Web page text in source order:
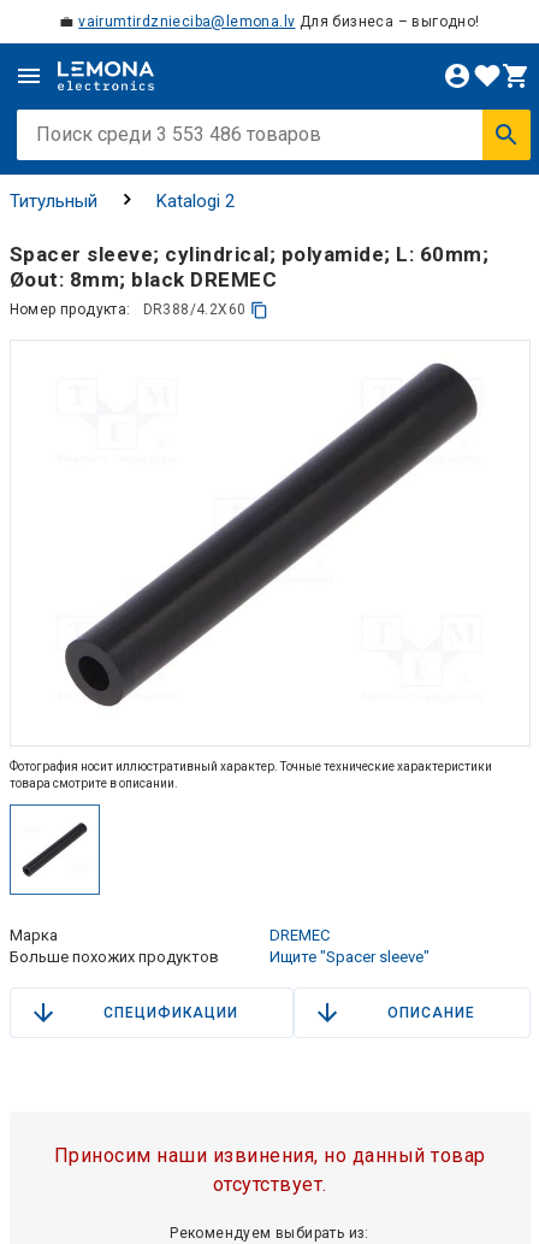
💼vairumtirdznieciba@lemona.lv Для бизнеса – выгодно!
Титульный Katalogi 2
Spacer sleeve; cylindrical; polyamide; L: 60mm;
Øout: 8mm; black DREMEC
Номер продукта: DR388/4.2X60
Фотография носит иллюстративный характер. Точные технические характеристики
товара смотрите в описании.
Марка
DREMEC
Больше похожих продуктов
Ищите "Spacer sleeve"
СПЕЦИФИКАЦИИ ОПИСАНИЕ
Приносим наши извинения, но данный товар
отсутствует.
Рекомендуем выбирать из: